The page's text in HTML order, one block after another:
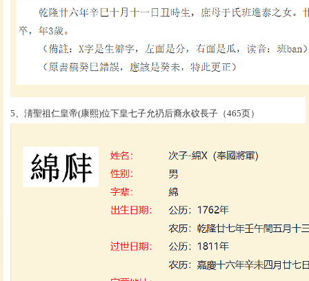
5、淸聖祖仁皇帝(康熙)位下皇七子允礽后裔永砇長子（465页）